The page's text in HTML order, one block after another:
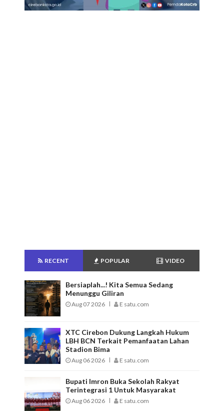
RECENT POPULAR VIDEO
Bersiaplah...! Kita Semua Sedang
Menunggu Giliran
Aug 07 2026 E satu.com
XTC Cirebon Dukung Langkah Hukum
LBH BCN Terkait Pemanfaatan Lahan
Stadion Bima
Aug 06 2026 E satu.com
Bupati Imron Buka Sekolah Rakyat
Terintegrasi 1 Untuk Masyarakat
Aug 06 2026 E satu.com